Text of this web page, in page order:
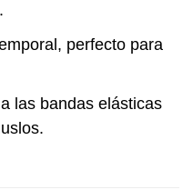
perfecto para
las bandas elásticas